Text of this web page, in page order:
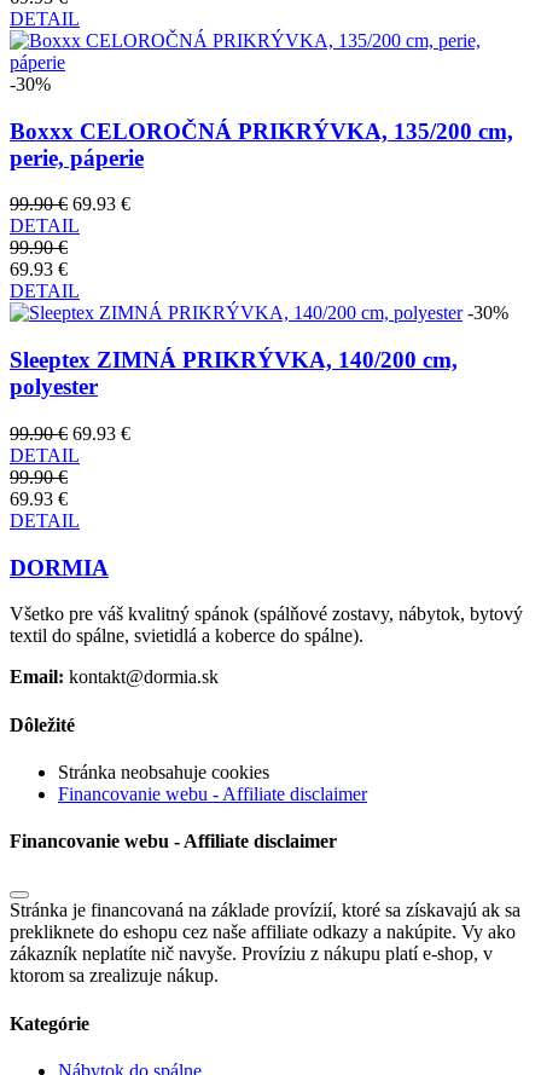
DETAIL
-30%
Boxxx CELOROČNÁ PRIKRÝVKA, 135/200 cm,
perie, páperie
99.90 € 69.93 €
DETAIL
99.90 €
69.93 €
DETAIL
-30%
Sleeptex ZIMNÁ PRIKRÝVKA, 140/200 cm,
polyester
99.90 € 69.93 €
DETAIL
99.90 €
69.93 €
DETAIL
DORMIA
Všetko pre váš kvalitný spánok (spálňové zostavy, nábytok, bytový
textil do spálne, svietidlá a koberce do spálne).
Email: kontakt@dormia.sk
Dôležité
Stránka neobsahuje cookies
Financovanie webu - Affiliate disclaimer
Financovanie webu - Affiliate disclaimer
Stránka je financovaná na základe provízií, ktoré sa získavajú ak sa
prekliknete do eshopu cez naše affiliate odkazy a nakúpite. Vy ako
zákazník neplatíte nič navyše. Províziu z nákupu platí e-shop, v
ktorom sa zrealizuje nákup.
Kategórie
Nábytok do spálne